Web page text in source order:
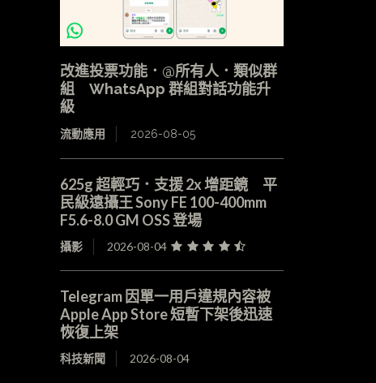
改進投票功能．@所有人．類似群
組 WhatsApp 群組對話功能升
級
流動應用 2026-08-05
625g 超輕巧．支援 2x 增距鏡 平
民級遠攝王 Sony FE 100-400mm
F5.6-8.0 GM OSS 登場
攝影 2026-08-04
Telegram 因單一用戶違規內容被
Apple App Store 短暫下架後迅速
恢復上架
科技新聞 2026-08-04